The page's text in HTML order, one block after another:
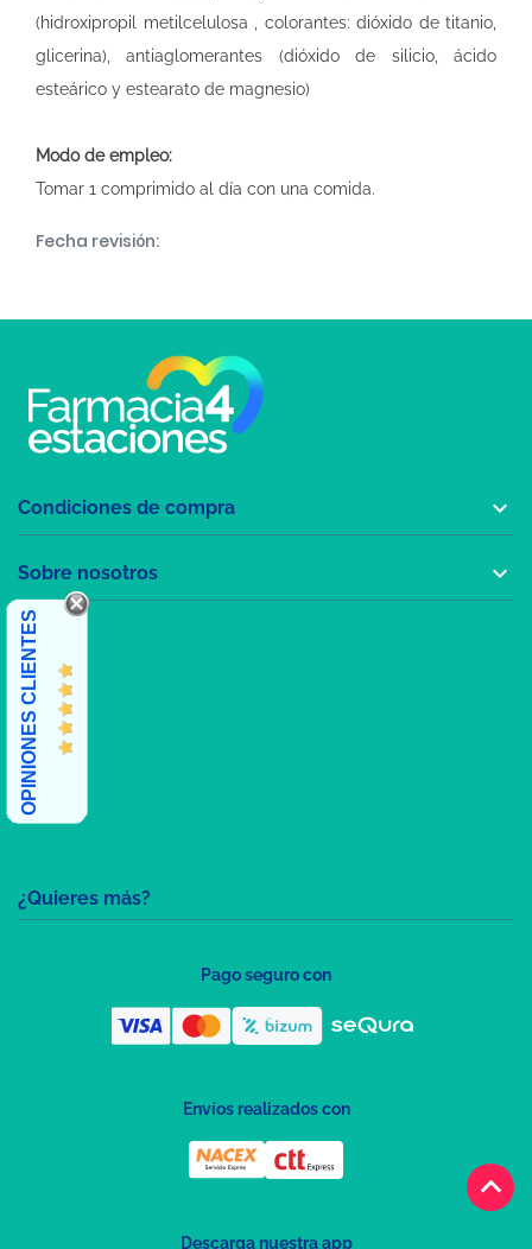
(hidroxipropil metilcelulosa , colorantes: dióxido de titanio,
glicerina), antiaglomerantes (dióxido de silicio, ácido
esteárico y estearato de magnesio)
Modo de empleo:
Tomar 1 comprimido al día con una comida.
Fecha revisión:
keyboard_arrow_up
¿Quieres más?
Condiciones de compra 
Sobre nosotros 
OPINIONES CLIENTES
Pago seguro con
Envíos realizados con
Descarga nuestra app